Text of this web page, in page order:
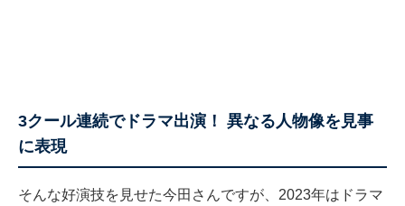
3クール連続でドラマ出演！ 異なる人物像を見事
に表現
そんな好演技を見せた今田さんですが、2023年はドラマ